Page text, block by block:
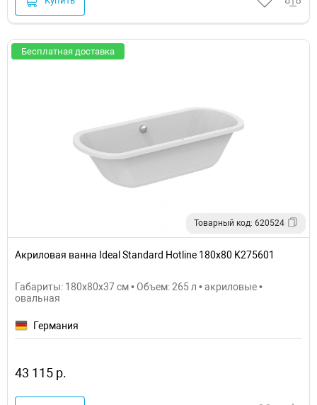
Бесплатная доставка
Товарный код: 620524
Акриловая ванна Ideal Standard Hotline 180х80 K275601
Габариты: 180x80x37 см • Объем: 265 л • акриловые •
овальная
Германия
43 115 р.